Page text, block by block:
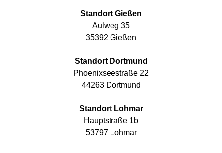
Standort Gießen
Aulweg 35
35392 Gießen
Standort Dortmund
Phoenixseestraße 22
44263 Dortmund
Standort Lohmar
Hauptstraße 1b
53797 Lohmar